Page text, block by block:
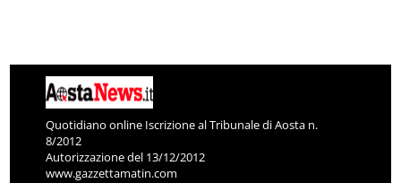
Quotidiano online Iscrizione al Tribunale di Aosta n.
8/2012
Autorizzazione del 13/12/2012
www.gazzettamatin.com